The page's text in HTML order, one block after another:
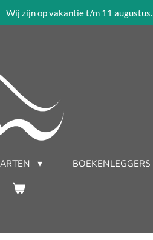
Wij zijn op vakantie t/m 11
BOEKENLEGGERS